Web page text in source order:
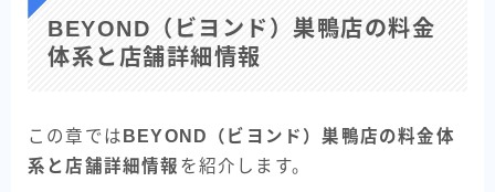
BEYOND（ビヨンド）巣鴨店の料金
体系と店舗詳細情報
この章では BEYOND（ビヨンド）巣鴨店の料金体
系と店舗詳細情報 を紹介します。